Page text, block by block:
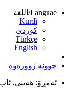
Languae/اللغة
Kurdî
كوردى
Türkçe
English
چوونە ژوورەوە
ئەمڕۆ: هەینی, ئاب 07, 2026